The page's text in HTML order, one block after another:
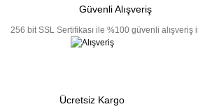
Güvenli Alışveriş
256 bit SSL Sertifikası ile %100 güvenli alışveriş
Ücretsiz Kargo